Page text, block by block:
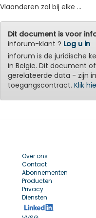
Vlaanderen zal bij elke ...
Dit document is voor
inforum-klant ? Log u in
inforum is de juridische
in België. Dit document
gerelateerde data - zijn
toegangscontract. Klik
Over ons
Contact
Abonnementen
Producten
Privacy
Diensten